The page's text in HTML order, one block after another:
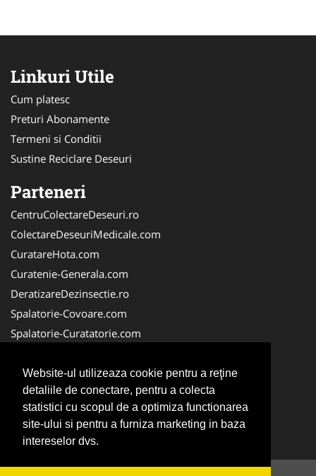
Website-ul utilizeaza cookie pentru a reţine
detaliile de conectare, pentru a colecta
statistici cu scopul de a optimiza functionarea
site-ului si pentru a furniza marketing in baza
intereselor dvs.
Linkuri Utile
Cum platesc
Preturi Abonamente
Termeni si Conditii
Sustine Reciclare Deseuri
Parteneri
CentruColectareDeseuri.ro
ColectareDeseuriMedicale.com
CuratareHota.com
Curatenie-Generala.com
DeratizareDezinsectie.ro
Spalatorie-Covoare.com
Spalatorie-Curatatorie.com
FirmaDeratizare.ro
Service-Reparatii.com
Servicii-DDD.com
ServiciiAlpinism.ro